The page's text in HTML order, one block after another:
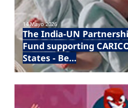
14 Mayo 2026
The India-UN
Fund supporting
States - Be…